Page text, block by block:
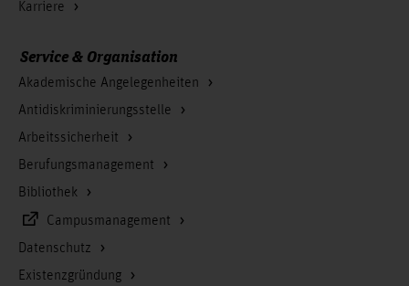
Karriere
Service & Organisation
Akademische Angelegenheiten
Antidiskriminierungsstelle
Arbeitssicherheit
Berufungsmanagement
Bibliothek
Campusmanagement
Datenschutz
Existenzgründung